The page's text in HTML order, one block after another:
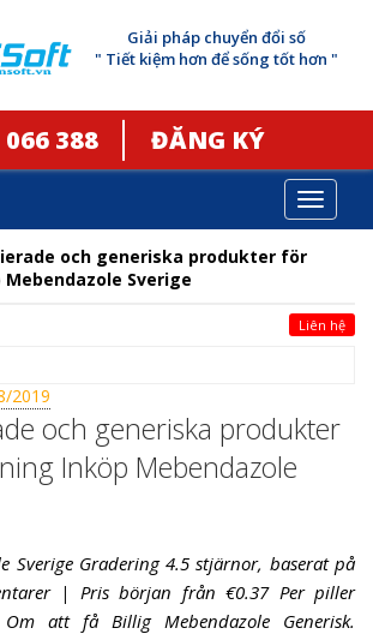
Giải pháp chuyển đổi số
" Tiết kiệm hơn để sống tốt hơn "
066 388 ĐĂNG KÝ
Toggle
och generiska produkter för
Sverige
Liên hệ
2019
och generiska produkter
Inköp Mebendazole
Sverige Gradering 4.5 stjärnor, baserat på
| Pris början från €0.37 Per piller
Om att få Billig Mebendazole Generisk.